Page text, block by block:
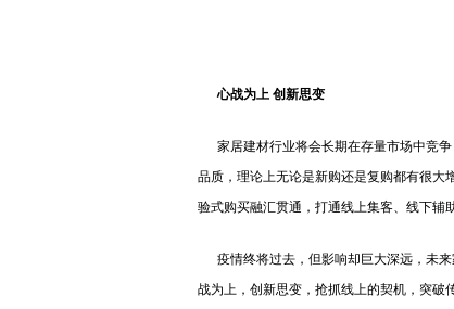
心战为上 创新思变
家居建材行业将会长期在存量市场中竞争
品质，理论上无论是新购还是复购都有很大
验式购买融汇贯通，打通线上集客、线下辅
疫情终将过去，但影响却巨大深远，未来
战为上，创新思变，抢抓线上的契机，突破